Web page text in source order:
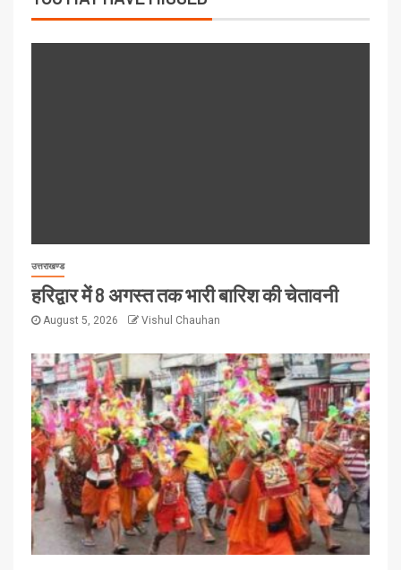
उत्तराखण्ड
हरिद्वार में 8 अगस्त तक भारी बारिश की चेतावनी
August 5, 2026 Vishul Chauhan